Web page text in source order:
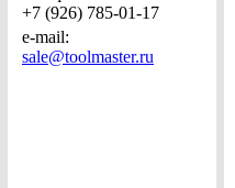
+7 (926) 785-01-17
e-mail:
sale@toolmaster.ru